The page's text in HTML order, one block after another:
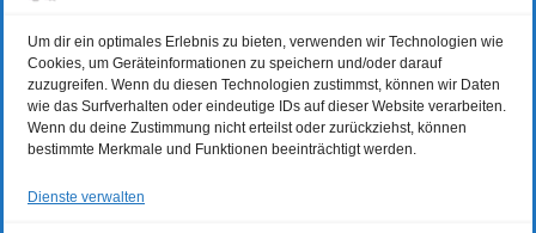
Um dir ein optimales Erlebnis zu bieten, verwenden wir Technologien wie
Cookies, um Geräteinformationen zu speichern und/oder darauf
zuzugreifen. Wenn du diesen Technologien zustimmst, können wir Daten
wie das Surfverhalten oder eindeutige IDs auf dieser Website verarbeiten.
Wenn du deine Zustimmung nicht erteilst oder zurückziehst, können
bestimmte Merkmale und Funktionen beeinträchtigt werden.
Dienste verwalten
29 1. ADVENT
Kalender anzeigen